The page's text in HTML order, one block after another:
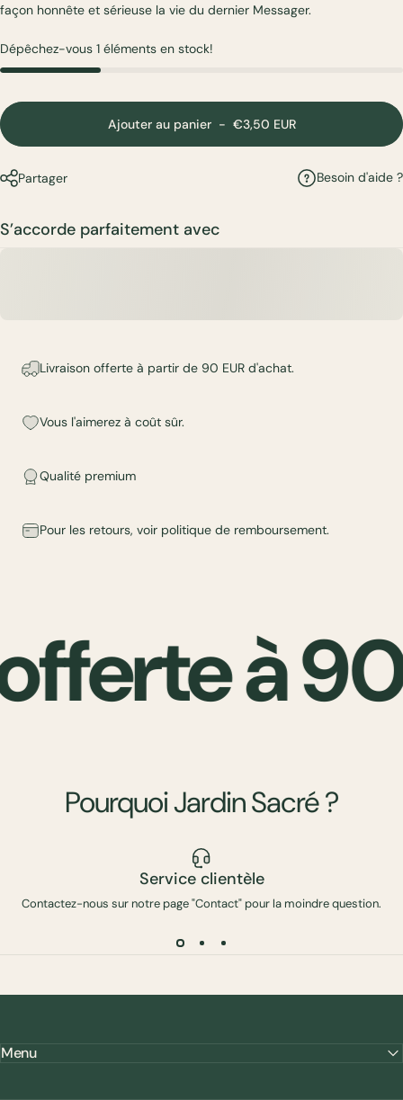
façon honnête et sérieuse la vie du dernier Messager.
Dépêchez-vous 1 éléments en stock!
Ajouter au panier- €3,50 EUR
Partager Besoin d'aide ?
S’accorde parfaitement avec
Livraison offerte à partir de 90 EUR d'achat.
Vous l'aimerez à coût sûr.
Qualité premium
Pour les retours, voir politique de remboursement.
à 90
PourquoiJardinSacré?
Service clientèle
Contactez-nous sur notre page "Contact" pour la moindre question.
Menu